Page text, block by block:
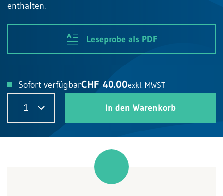
enthalten.
Leseprobe als PDF
Sofort verfügbarCHF 40.00exkl. MWST
1 In den Warenkorb